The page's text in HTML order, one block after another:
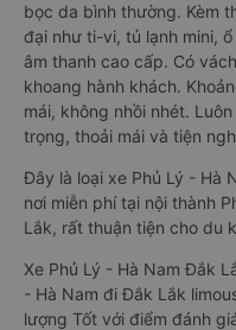
bọc da bình thường. Kèm
đại như ti-vi, tủ lạnh mini,
âm thanh cao cấp. Có
khoang hành khách.
mái, không nhồi nhét.
trọng, thoải mái và tiện
Đây là loại xe Phủ Lý - Hà
nơi miễn phí tại nội thành
Lắk, rất thuận tiện cho du
Xe Phủ Lý - Hà Nam Đắk
- Hà Nam đi Đắk Lắk
lượng Tốt với điểm đánh